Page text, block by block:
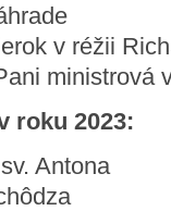
v réžii
ministrová
roku 2023:
Antona